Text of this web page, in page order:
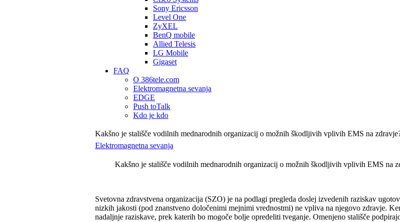
Sony Ericsson
Level One
ZyXEL
BenQ mobile
Allied Telesis
LG Mobile
Gigaset
FAQ
O 386tele.com
Elektromagnetna sevanja
EDGE
Push toTalk
Kdo je kdo
Kakšno je stališče vodilnih mednarodnih organizacij o možnih škodljivih vplivih EMS na
Elektromagnetna sevanja
Kakšno je stališče vodilnih mednarodnih organizacij o možnih škodljivih vplivih EMS na
Svetovna zdravstvena organizacija (SZO) je na podlagi pregleda doslej izvedenih raziskav
nizkih jakosti (pod znanstveno določenimi mejnimi vrednostmi) ne vpliva na njegovo zdravje.
nadaljnje raziskave, prek katerih bo mogoče bolje opredeliti tveganje. Omenjeno stališče